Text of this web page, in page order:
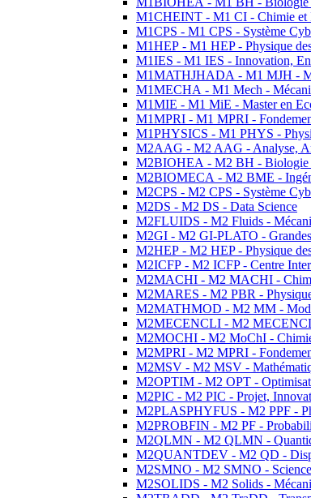
M1CHEINT - M1 CI - Chimie et
M1CPS - M1 CPS - Système
M1HEP - M1 HEP - Physique
M1IES - M1 IES - Innovation,
M1MATHJHADA - M1 MJH -
M1MECHA - M1 Mech -
M1MIE - M1 MiE - Master en
M1MPRI - M1 MPRI -
M1PHYSICS - M1 PHYS -
M2AAG - M2 AAG - Analyse,
M2BIOHEA - M2 BH - Biologie
M2BIOMECA - M2 BME -
M2CPS - M2 CPS - Système
M2DS - M2 DS - Data Science
M2FLUIDS - M2 Fluids -
M2GI - M2 GI-PLATO - Grandes
M2HEP - M2 HEP - Physique
M2ICFP - M2 ICFP - Centre
M2MACHI - M2 MACHI -
M2MARES - M2 PBR -
M2MATHMOD - M2 MM -
M2MECENCLI - M2
M2MOCHI - M2 MoChI -
M2MPRI - M2 MPRI -
M2MSV - M2 MSV -
M2OPTIM - M2 OPT -
M2PIC - M2 PIC - Projet,
M2PLASPHYFUS - M2 PPF -
M2PROBFIN - M2 PF -
M2QLMN - M2 QLMN -
M2QUANTDEV - M2 QD -
M2SMNO - M2 SMNO -
M2SOLIDS - M2 Solids -